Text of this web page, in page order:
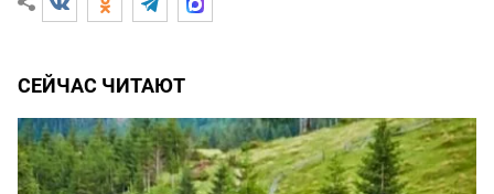
СЕЙЧАС ЧИТАЮТ